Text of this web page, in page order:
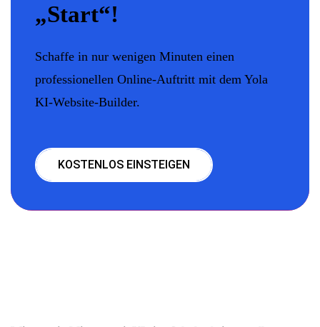
„Start“!
Schaffe in nur wenigen Minuten einen
professionellen Online-Auftritt mit dem Yola
KI-Website-Builder.
KOSTENLOS EINSTEIGEN